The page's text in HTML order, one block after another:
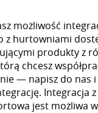
możliwość
z hurtowniami
produkty z
chcesz
— napisz do nas
Integracja
jest możliwa